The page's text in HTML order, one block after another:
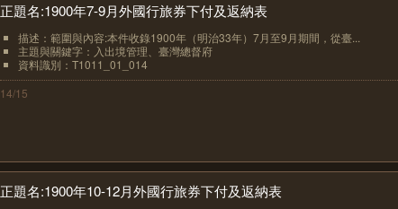
正題名:1900年7-9月外國行旅券下付及返納表
描述：範圍與內容:本件收錄1900年（明治33年）7月至9月期間，從臺...
主題與關鍵字：入出境管理、臺灣總督府
資料識別：T1011_01_014
14/15
正題名:1900年10-12月外國行旅券下付及返納表